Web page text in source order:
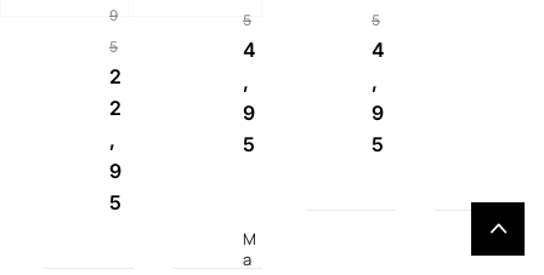
9
5
2
2
,
9
5
5
4
,
9
5
5
4
,
9
5
M
a